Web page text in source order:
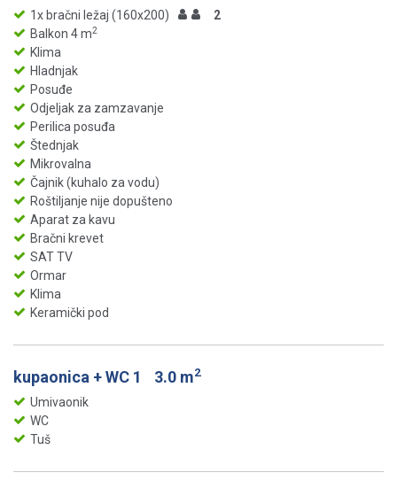
1x bračni ležaj (160x200)
2
Balkon 4 m2
Klima
Hladnjak
Posuđe
Odjeljak za zamzavanje
Perilica posuđa
Štednjak
Mikrovalna
Čajnik (kuhalo za vodu)
Roštiljanje nije dopušteno
Aparat za kavu
Bračni krevet
SAT TV
Ormar
Klima
Keramički pod
kupaonica + WC 1 3.0 m2
Umivaonik
WC
Tuš